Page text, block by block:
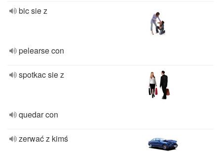
bic sie z
pelearse con
spotkac sie z
quedar con
zerwać z kimś